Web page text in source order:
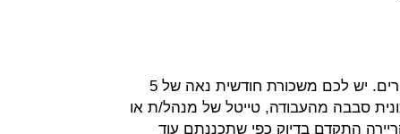
אז אתם כבר 10 שנים שכירים. אפילו בכירים. יש לכם משכורת חודשית נאה של 5
סבבה מהעבודה, טייטל של מנהל/ת או
התקדם בדיוק כפי שתכננתם עוד